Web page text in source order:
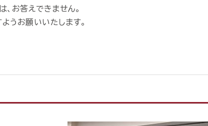
お答えできません。
うお願いいたします。